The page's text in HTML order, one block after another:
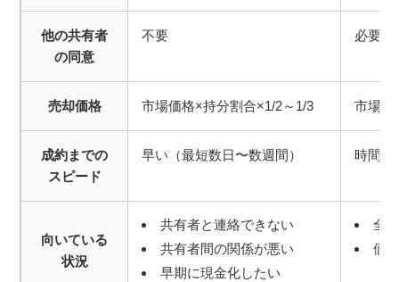
他の共有者
の同意
不要 必要
売却価格 市場価格×持分割合×1/2～1/3 市場価
成約までの
スピード
早い（最短数日〜数週間） 時間が
向いている
状況
共有者と連絡できない
共有者間の関係が悪い
早期に現金化したい
全
価